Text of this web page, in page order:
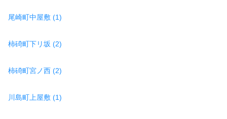
尾崎町中屋敷 (1)
柿碕町下リ坂 (2)
柿碕町宮ノ西 (2)
川島町上屋敷 (1)